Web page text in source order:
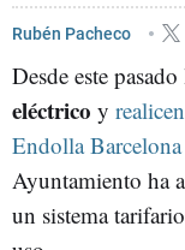
Rubén Pacheco
Desde este
eléctrico y
Endolla
Ayuntamiento ha
un sistema